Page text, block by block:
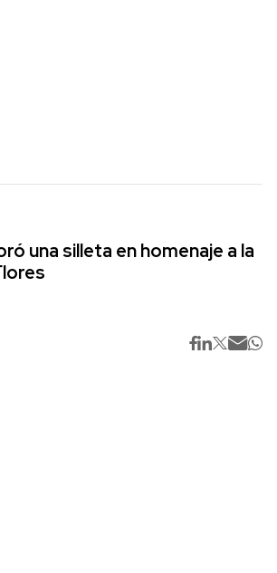
una silleta en homenaje a la